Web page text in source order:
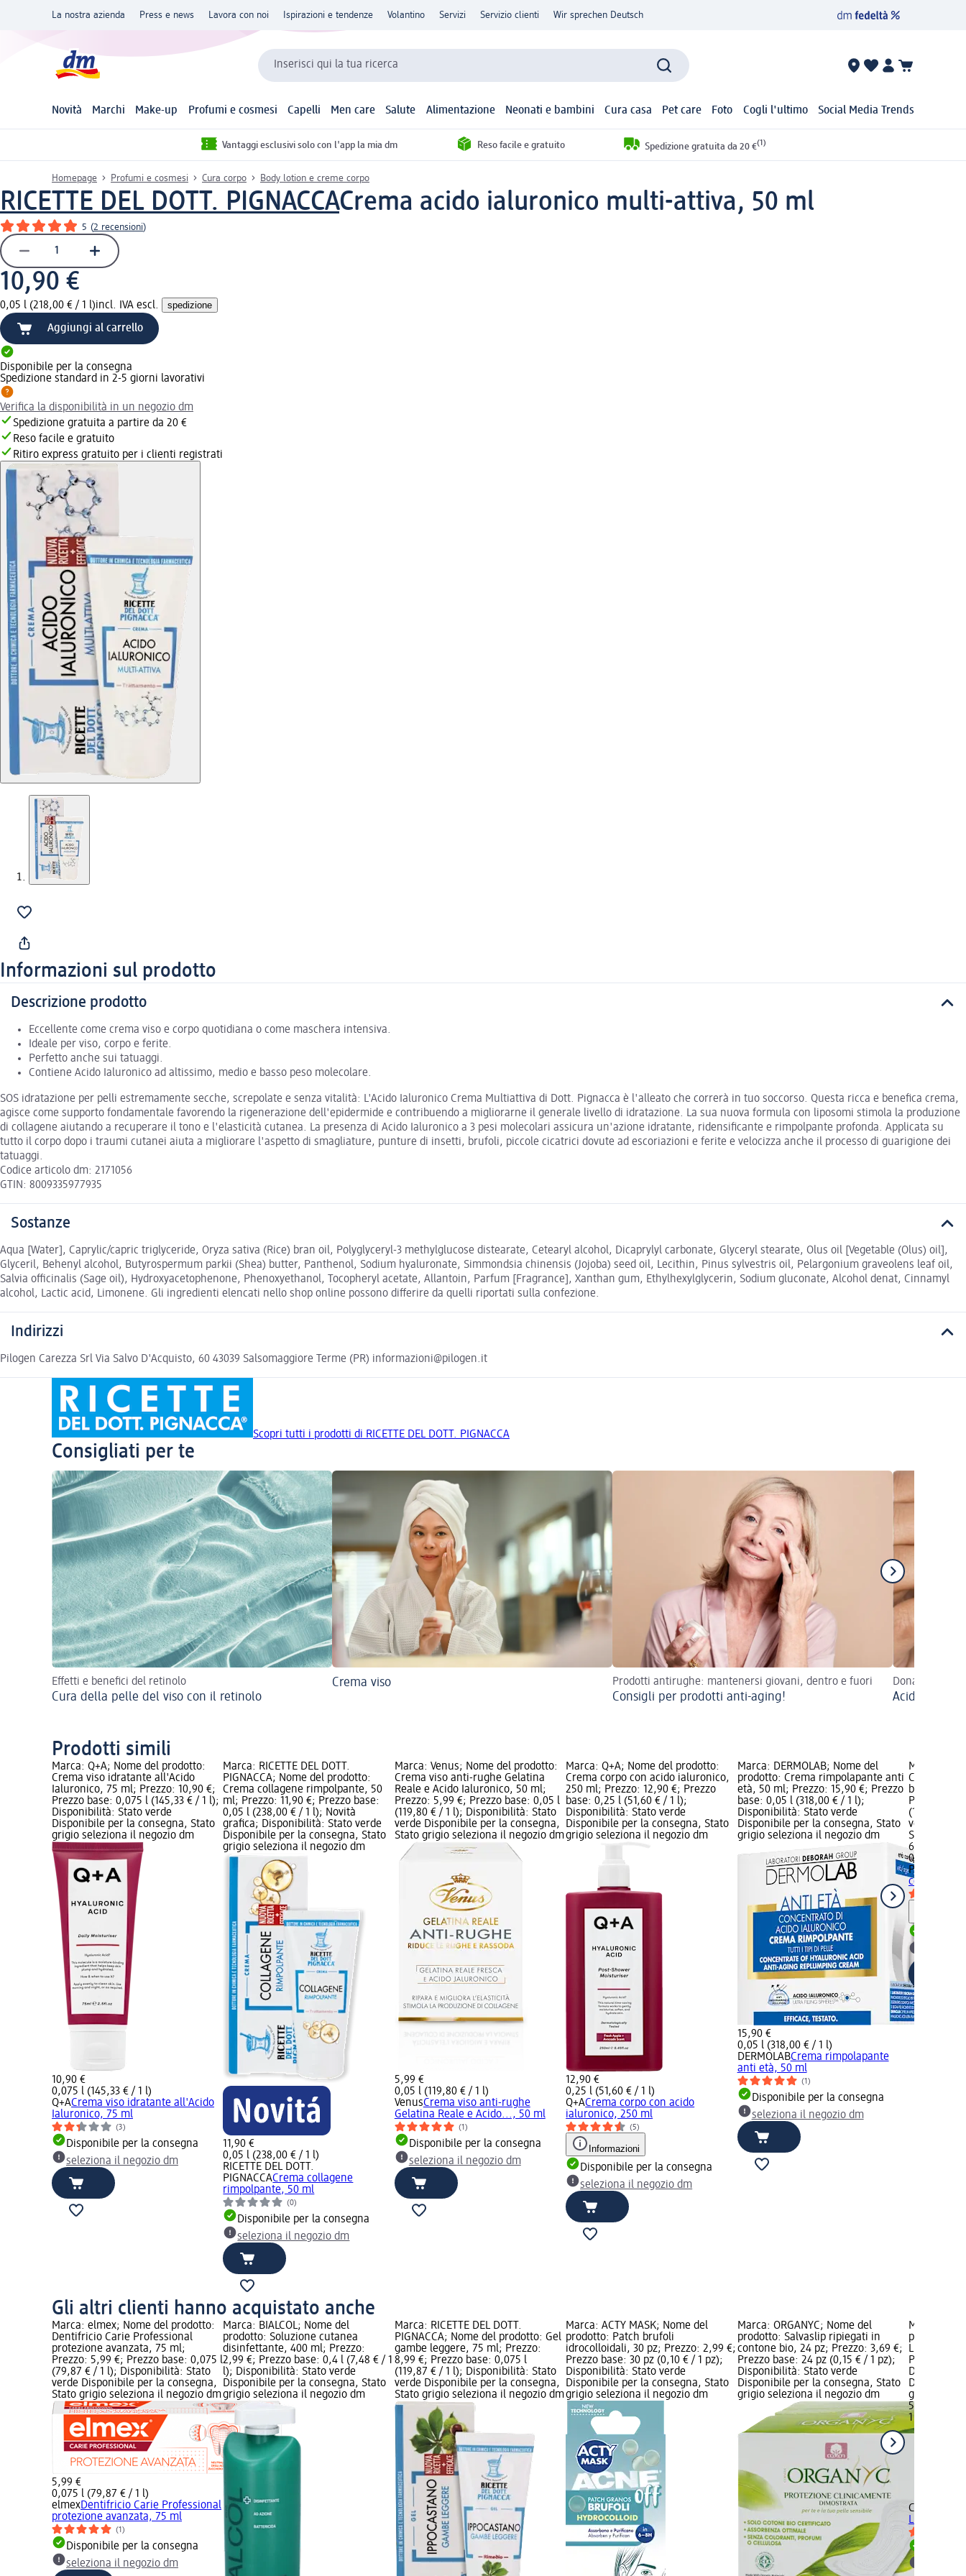
La nostra azienda Press e news Lavora con noi Ispirazioni e tendenze Volantino Servizi Servizio clienti Wir sprechen Deutsch
Inserisci qui la tua ricerca
Novità Marchi Make-up Profumi e cosmesi Capelli Men care Salute Alimentazione Neonati e bambini Cura casa Pet care Foto Cogli l'ultimo Social Media Trends
Vantaggi esclusivi solo con l'app la mia dm Reso facile e gratuito Spedizione gratuita da 20 €(1)
Homepage Profumi e cosmesi Cura corpo Body lotion e creme corpo
RICETTE DEL DOTT. PIGNACCACrema acido ialuronico multi-attiva, 50 ml
5 (2 recensioni)
10,90 €
0,05 l (218,00 € / 1 l)incl. IVA escl. spedizione
Aggiungi al carrello
Disponibile per la consegna
Spedizione standard in 2-5 giorni lavorativi
Verifica la disponibilità in un negozio dm
Spedizione gratuita a partire da 20 €
Reso facile e gratuito
Ritiro express gratuito per i clienti registrati
Informazioni sul prodotto
Descrizione prodotto
Eccellente come crema viso e corpo quotidiana o come maschera intensiva.
Ideale per viso, corpo e ferite.
Perfetto anche sui tatuaggi.
Contiene Acido Ialuronico ad altissimo, medio e basso peso molecolare.
SOS idratazione per pelli estremamente secche, screpolate e senza vitalità: L'Acido Ialuronico Crema Multiattiva di Dott. Pignacca è l'alleato che correrà in tuo soccorso. Questa ricca e benefica crema,
agisce come supporto fondamentale favorendo la rigenerazione dell'epidermide e contribuendo a migliorarne il generale livello di idratazione. La sua nuova formula con liposomi stimola la produzione
di collagene aiutando a recuperare il tono e l'elasticità cutanea. La presenza di Acido Ialuronico a 3 pesi molecolari assicura un'azione idratante, ridensificante e rimpolpante profonda. Applicata su
tutto il corpo dopo i traumi cutanei aiuta a migliorare l'aspetto di smagliature, punture di insetti, brufoli, piccole cicatrici dovute ad escoriazioni e ferite e velocizza anche il processo di guarigione dei
tatuaggi.
Codice articolo dm: 2171056
GTIN: 8009335977935
Sostanze
Aqua [Water], Caprylic/capric triglyceride, Oryza sativa (Rice) bran oil, Polyglyceryl-3 methylglucose distearate, Cetearyl alcohol, Dicaprylyl carbonate, Glyceryl stearate, Olus oil [Vegetable (Olus) oil],
Glyceril, Behenyl alcohol, Butyrospermum parkii (Shea) butter, Panthenol, Sodium hyaluronate, Simmondsia chinensis (Jojoba) seed oil, Lecithin, Pinus sylvestris oil, Pelargonium graveolens leaf oil,
Salvia officinalis (Sage oil), Hydroxyacetophenone, Phenoxyethanol, Tocopheryl acetate, Allantoin, Parfum [Fragrance], Xanthan gum, Ethylhexylglycerin, Sodium gluconate, Alcohol denat, Cinnamyl
alcohol, Lactic acid, Limonene. Gli ingredienti elencati nello shop online possono differire da quelli riportati sulla confezione.
Indirizzi
Pilogen Carezza Srl Via Salvo D'Acquisto, 60 43039 Salsomaggiore Terme (PR) informazioni@pilogen.it
Scopri tutti i prodotti di RICETTE DEL DOTT. PIGNACCA
Consigliati per te
Effetti e benefici del retinolo
Cura della pelle del viso con il retinolo
Crema viso Prodotti antirughe: mantenersi giovani, dentro e fuori
Consigli per prodotti anti-aging!
Dona alla tua
Acido
Prodotti simili
Marca: Q+A; Nome del prodotto:
Crema viso idratante all'Acido
Ialuronico, 75 ml; Prezzo: 10,90 €;
Prezzo base: 0,075 l (145,33 € / 1 l);
Disponibilità: Stato verde
Disponibile per la consegna, Stato
grigio seleziona il negozio dm
10,90 €
0,075 l (145,33 € / 1 l)
Q+ACrema viso idratante all'Acido
Ialuronico, 75 ml
(3)
Disponibile per la consegna
seleziona il negozio dm
Marca: RICETTE DEL DOTT.
PIGNACCA; Nome del prodotto:
Crema collagene rimpolpante, 50
ml; Prezzo: 11,90 €; Prezzo base:
0,05 l (238,00 € / 1 l); Novità
grafica; Disponibilità: Stato verde
Disponibile per la consegna, Stato
grigio seleziona il negozio dm
11,90 €
0,05 l (238,00 € / 1 l)
RICETTE DEL DOTT.
PIGNACCACrema collagene
rimpolpante, 50 ml
(0)
Disponibile per la consegna
seleziona il negozio dm
Marca: Venus; Nome del prodotto:
Crema viso anti-rughe Gelatina
Reale e Acido Ialuronico, 50 ml;
Prezzo: 5,99 €; Prezzo base: 0,05 l
(119,80 € / 1 l); Disponibilità: Stato
verde Disponibile per la consegna,
Stato grigio seleziona il negozio dm
5,99 €
0,05 l (119,80 € / 1 l)
VenusCrema viso anti-rughe
Gelatina Reale e Acido..., 50 ml
(1)
Disponibile per la consegna
seleziona il negozio dm
Marca: Q+A; Nome del prodotto:
Crema corpo con acido ialuronico,
250 ml; Prezzo: 12,90 €; Prezzo
base: 0,25 l (51,60 € / 1 l);
Disponibilità: Stato verde
Disponibile per la consegna, Stato
grigio seleziona il negozio dm
12,90 €
0,25 l (51,60 € / 1 l)
Q+ACrema corpo con acido
ialuronico, 250 ml
(5)
Informazioni
Disponibile per la consegna
seleziona il negozio dm
Marca: DERMOLAB; Nome del
prodotto: Crema rimpolapante anti
età, 50 ml; Prezzo: 15,90 €; Prezzo
base: 0,05 l (318,00 € / 1 l);
Disponibilità: Stato verde
Disponibile per la consegna, Stato
grigio seleziona il negozio dm
15,90 €
0,05 l (318,00 € / 1 l)
DERMOLABCrema rimpolapante
anti età, 50 ml
(1)
Disponibile per la consegna
seleziona il negozio dm
Marca:
Crema
bio e acido
Prezzo:
(139,80 € /
verde
Stato
6,99 €
0,05 l
PHBIO
cetriolo bio
Gli altri clienti hanno acquistato anche
Marca: elmex; Nome del prodotto:
Dentifricio Carie Professional
protezione avanzata, 75 ml;
Prezzo: 5,99 €; Prezzo base: 0,075 l
(79,87 € / 1 l); Disponibilità: Stato
verde Disponibile per la consegna,
Stato grigio seleziona il negozio dm
5,99 €
0,075 l (79,87 € / 1 l)
elmexDentifricio Carie Professional
protezione avanzata, 75 ml
(1)
Disponibile per la consegna
seleziona il negozio dm
Marca: BIALCOL; Nome del
prodotto: Soluzione cutanea
disinfettante, 400 ml; Prezzo:
2,99 €; Prezzo base: 0,4 l (7,48 € / 1
l); Disponibilità: Stato verde
Disponibile per la consegna, Stato
grigio seleziona il negozio dm
Marca: RICETTE DEL DOTT.
PIGNACCA; Nome del prodotto: Gel
gambe leggere, 75 ml; Prezzo:
8,99 €; Prezzo base: 0,075 l
(119,87 € / 1 l); Disponibilità: Stato
verde Disponibile per la consegna,
Stato grigio seleziona il negozio dm
Marca: ACTY MASK; Nome del
prodotto: Patch brufoli
idrocolloidali, 30 pz; Prezzo: 2,99 €;
Prezzo base: 30 pz (0,10 € / 1 pz);
Disponibilità: Stato verde
Disponibile per la consegna, Stato
grigio seleziona il negozio dm
Marca: ORGANYC; Nome del
prodotto: Salvaslip ripiegati in
contone bio, 24 pz; Prezzo: 3,69 €;
Prezzo base: 24 pz (0,15 € / 1 pz);
Disponibilità: Stato verde
Disponibile per la consegna, Stato
grigio seleziona il negozio dm
Marca:
prodotto:
Like - n.
Prezzo
Disponibile
grigio
5,29 €
1 pz (5,29 €
CATRICE
Like - n. 20,